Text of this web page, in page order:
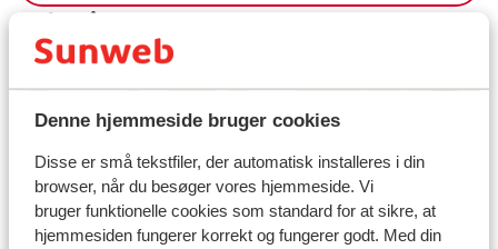
Denne hjemmeside bruger cookies
Disse er små tekstfiler, der automatisk installeres i din
browser, når du besøger vores hjemmeside. Vi
bruger funktionelle cookies som standard for at sikre, at
hjemmesiden fungerer korrekt og fungerer godt. Med din
Lokation